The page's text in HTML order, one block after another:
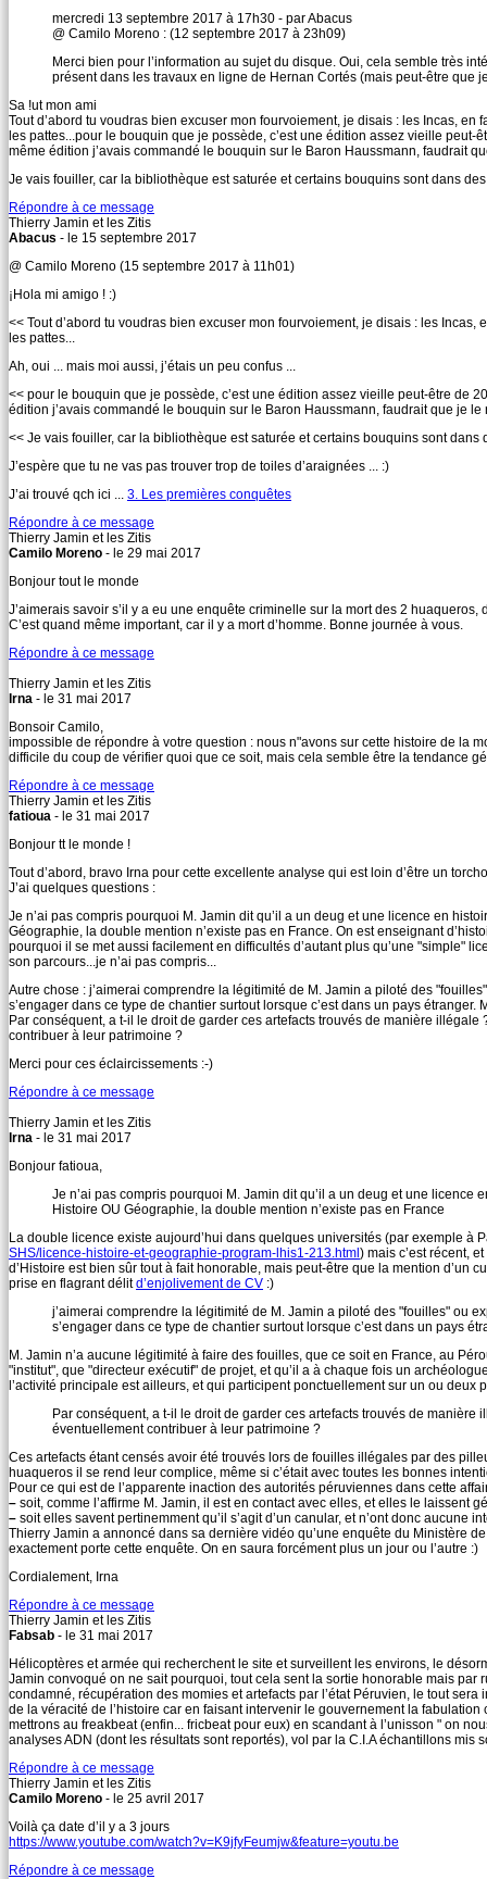
mercredi 13 septembre 2017 à 17h30 - par Abacus
@ Camilo Moreno : (12 septembre 2017 à 23h09)
Merci bien pour l’information au sujet du disque. Oui, cela semble très
présent dans les travaux en ligne de Hernan Cortés (mais peut-être que
Sa !ut mon ami
Tout d’abord tu voudras bien excuser mon fourvoiement, je disais : les Incas,
les pattes...pour le bouquin que je possède, c’est une édition assez vieille
même édition j’avais commandé le bouquin sur le Baron Haussmann, faudrait
Je vais fouiller, car la bibliothèque est saturée et certains bouquins sont dans
Répondre à ce message
Thierry Jamin et les Zitis
Abacus - le 15 septembre 2017
@ Camilo Moreno (15 septembre 2017 à 11h01)
¡Hola mi amigo ! :)
<< Tout d’abord tu voudras bien excuser mon fourvoiement, je disais : les
les pattes...
Ah, oui ... mais moi aussi, j’étais un peu confus ...
<< pour le bouquin que je possède, c’est une édition assez vieille peut-être de
édition j’avais commandé le bouquin sur le Baron Haussmann, faudrait que je le
<< Je vais fouiller, car la bibliothèque est saturée et certains bouquins sont dans
J’espère que tu ne vas pas trouver trop de toiles d’araignées ... :)
J’ai trouvé qch ici ... 3. Les premières conquêtes
Répondre à ce message
Thierry Jamin et les Zitis
Camilo Moreno - le 29 mai 2017
Bonjour tout le monde
J’aimerais savoir s’il y a eu une enquête criminelle sur la mort des 2
C’est quand même important, car il y a mort d’homme. Bonne journée à vous.
Répondre à ce message
Thierry Jamin et les Zitis
Irna - le 31 mai 2017
Bonsoir Camilo,
impossible de répondre à votre question : nous n"avons sur cette histoire de la
difficile du coup de vérifier quoi que ce soit, mais cela semble être la tendance
Répondre à ce message
Thierry Jamin et les Zitis
fatioua - le 31 mai 2017
Bonjour tt le monde !
Tout d’abord, bravo Irna pour cette excellente analyse qui est loin d’être un
J’ai quelques questions :
Je n’ai pas compris pourquoi M. Jamin dit qu’il a un deug et une licence en
Géographie, la double mention n’existe pas en France. On est enseignant
pourquoi il se met aussi facilement en difficultés d’autant plus qu’une "simple"
son parcours...je n’ai pas compris...
Autre chose : j’aimerai comprendre la légitimité de M. Jamin a piloté des
s’engager dans ce type de chantier surtout lorsque c’est dans un pays
Par conséquent, a t-il le droit de garder ces artefacts trouvés de manière
contribuer à leur patrimoine ?
Merci pour ces éclaircissements :-)
Répondre à ce message
Thierry Jamin et les Zitis
Irna - le 31 mai 2017
Bonjour fatioua,
Je n’ai pas compris pourquoi M. Jamin dit qu’il a un deug et une
Histoire OU Géographie, la double mention n’existe pas en France
La double licence existe aujourd’hui dans quelques universités (par exemple à
SHS/licence-histoire-et-geographie-program-lhis1-213.html ) mais c’est récent,
d’Histoire est bien sûr tout à fait honorable, mais peut-être que la mention
prise en flagrant délitd’enjolivement de CV :)
j’aimerai comprendre la légitimité de M. Jamin a piloté des "fouilles" ou
s’engager dans ce type de chantier surtout lorsque c’est dans un pays
M. Jamin n’a aucune légitimité à faire des fouilles, que ce soit en France, au
"institut", que "directeur exécutif" de projet, et qu’il a à chaque fois un
l’activité principale est ailleurs, et qui participent ponctuellement sur un ou deux
Par conséquent, a t-il le droit de garder ces artefacts trouvés de
éventuellement contribuer à leur patrimoine ?
Ces artefacts étant censés avoir été trouvés lors de fouilles illégales par des
huaqueros il se rend leur complice, même si c’était avec toutes les bonnes
Pour ce qui est de l’apparente inaction des autorités péruviennes dans cette
– soit, comme l’affirme M. Jamin, il est en contact avec elles, et elles le laissent
– soit elles savent pertinemment qu’il s’agit d’un canular, et n’ont donc aucune
Thierry Jamin a annoncé dans sa dernière vidéo qu’une enquête du Ministère
exactement porte cette enquête. On en saura forcément plus un jour ou l’autre :)
Cordialement, Irna
Répondre à ce message
Thierry Jamin et les Zitis
Fabsab - le 31 mai 2017
Hélicoptères et armée qui recherchent le site et surveillent les environs, le
Jamin convoqué on ne sait pourquoi, tout cela sent la sortie honorable mais par
condamné, récupération des momies et artefacts par l’état Péruvien, le tout
de la véracité de l’histoire car en faisant intervenir le gouvernement la
mettrons au freakbeat (enfin... fricbeat pour eux) en scandant à l’unisson " on
analyses ADN (dont les résultats sont reportés), vol par la C.I.A échantillons mis
Répondre à ce message
Thierry Jamin et les Zitis
Camilo Moreno - le 25 avril 2017
Voilà ça date d’il y a 3 jours
https://www.youtube.com/watch?v=K9jfyFeumjw&feature=youtu.be
Répondre à ce message